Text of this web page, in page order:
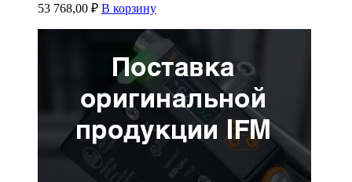
53 768,00 ₽ В корзину